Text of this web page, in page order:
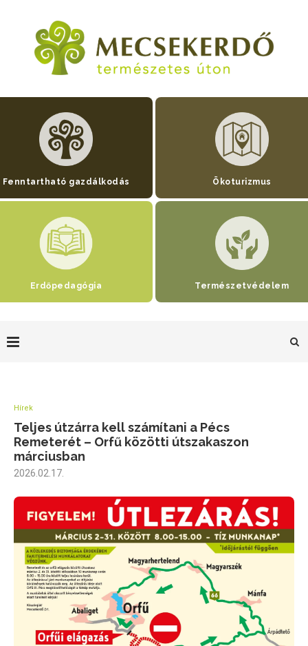
Fenntartható gazdálkodás Ökoturizmus
Erdőpedagógia Természetvédelem
Hírek
Teljes útzárra kell számítani a Pécs
Remeterét – Orfű közötti útszakaszon
márciusban
2026.02.17.